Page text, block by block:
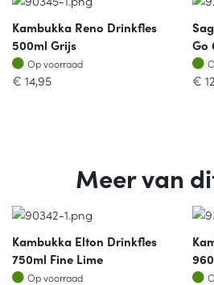
Kambukka Reno Drinkfles
500ml Grijs
Op voorraad
Op voorraad
€ 14,95
Go
€
Meer van
Kambukka Elton Drinkfles
750ml Fine Lime
Op voorraad
Op voorraad